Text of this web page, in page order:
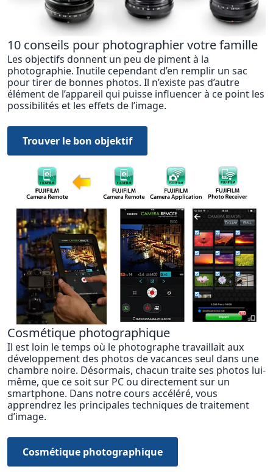
10 conseils pour photographier votre famille
Les objectifs donnent un peu de piment à la
photographie. Inutile cependant d’en remplir un sac
pour tirer de bonnes photos. Il n’existe pas d’autre
élément de l’appareil qui puisse influencer à ce point les
possibilités et les effets de l’image.
Trouver le bon objektif
Cosmétique photographique
Il est loin le temps où le photographe travaillait aux
développement des photos de vacances seul dans une
chambre noire. Désormais, chacun traite ses photos lui-
même, que ce soit sur PC ou directement sur un
smartphone. Dans notre cours accéléré, vous
apprendrez les principales techniques de traitement
d’image.
Cosmétique photographique